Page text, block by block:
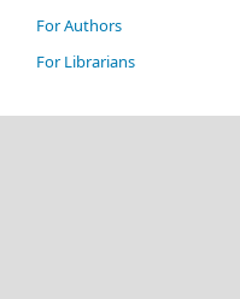
For Authors
For Librarians